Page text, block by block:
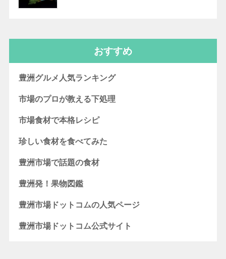
おすすめ
豊洲グルメ人気ランキング
市場のプロが教える下処理
市場食材で本格レシピ
珍しい食材を食べてみた
豊洲市場で話題の食材
豊洲発！果物図鑑
豊洲市場ドットコムの人気ページ
豊洲市場ドットコム公式サイト